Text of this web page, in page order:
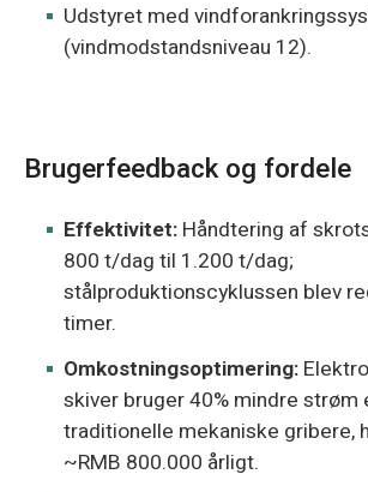
Udstyret med
(vindmodstandsniveau 12).
Brugerfeedback og fordele
Effektivitet: Håndtering af
800 t/dag til 1.200 t/dag;
stålproduktionscyklussen blev
timer.
Omkostningsoptimering:
skiver bruger 40% mindre strøm
traditionelle mekaniske gribere,
~RMB 800.000 årligt.